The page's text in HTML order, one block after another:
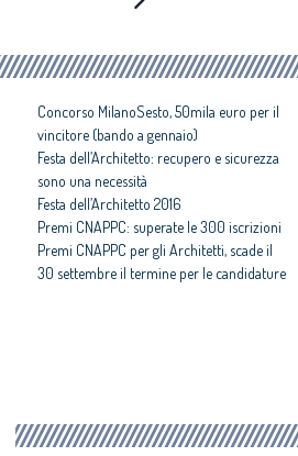
Concorso MilanoSesto, 50mila euro per il
vincitore (bando a gennaio)
Festa dell’Architetto: recupero e sicurezza
sono una necessità
Festa dell’Architetto 2016
Premi CNAPPC: superate le 300 iscrizioni
Premi CNAPPC per gli Architetti, scade il
30 settembre il termine per le candidature